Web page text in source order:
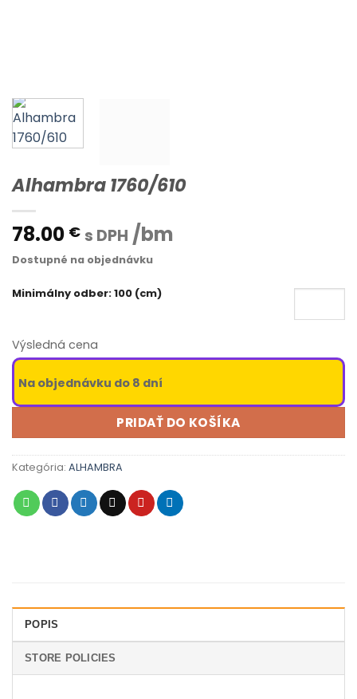
Alhambra 1760/610
78.00 € s DPH /bm
Dostupné na objednávku
Minimálny odber: 100 (cm)
Výsledná cena
Na objednávku do 8 dní
PRIDAŤ DO KOŠÍKA
Kategória: ALHAMBRA
POPIS
STORE POLICIES